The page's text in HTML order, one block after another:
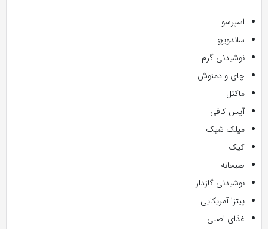
اسپرسو
ساندویچ
نوشیدنی گرم
چای و دمنوش
ماکتل
آیس کافی
میلک شیک
کیک
صبحانه
نوشیدنی گازدار
پیتزا آمریکایی
غذای اصلی